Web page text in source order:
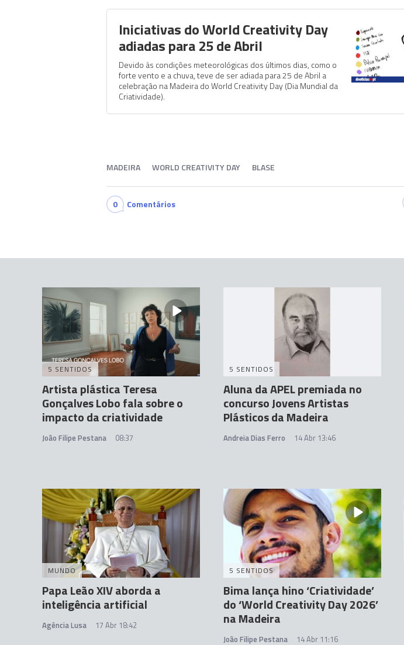
Iniciativas do World Creativity Day
adiadas para 25 de Abril
Devido às condições meteorológicas dos últimos dias, como o
forte vento e a chuva, teve de ser adiada para 25 de Abril a
celebração na Madeira do World Creativity Day (Dia Mundial da
Criatividade).
MADEIRA WORLD CREATIVITY DAY BLASE
0 Comentários
5 SENTIDOS
Artista plástica Teresa
Gonçalves Lobo fala sobre o
impacto da criatividade
João Filipe Pestana 08:37
5 SENTIDOS
Aluna da APEL premiada no
concurso Jovens Artistas
Plásticos da Madeira
Andreia Dias Ferro 14 Abr 13:46
MUNDO
Papa Leão XIV aborda a
inteligência artificial
Agência Lusa 17 Abr 18:42
5 SENTIDOS
Bima lança hino ‘Criatividade’
do ‘World Creativity Day 2026’
na Madeira
João Filipe Pestana 14 Abr 11:16